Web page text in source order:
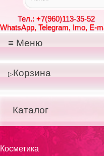
Тел.: +7(960)113-35-52
WhatsApp, Telegram, Imo, E-
Меню
Корзина
Каталог
Косметика